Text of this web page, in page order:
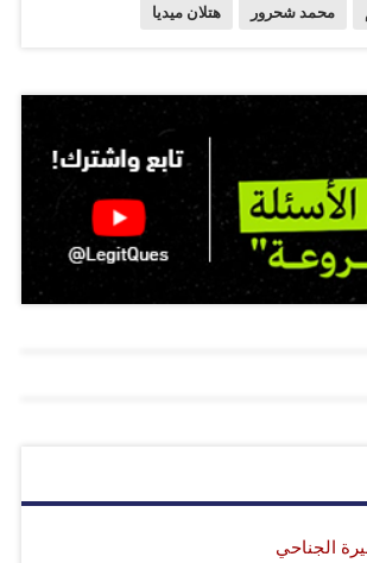
مِمَّا تَرَكَ إِن كَانَ لَهُ وَلَدٌ ۚ فَإِن لَّمْ يَكُن لَّهُ
الثُّلُثُ ۚ فَإِن كَانَ لَهُ إِخْوَةٌ فَلِأُمِّهِ السُّدُسُ
أَوْ دَيْنٍ ۗ آبَاؤُكُمْ وَأَبْنَاؤُكُمْ لَا تَدْرُونَ أَيُّهُمْ
مِّنَ اللَّهِ ۗ إِنَّ اللَّهَ كَانَ عَلِيمًا حَكِيمًا"
11) هي القاعدة العامة التي تشمل كل الحالات
مشيراً إلى أن "للذكر مثل حظ الأنثيين"
المشترك في استخراج الحصص بين…
محمد شحرور هتلان ميديا
الجناحي